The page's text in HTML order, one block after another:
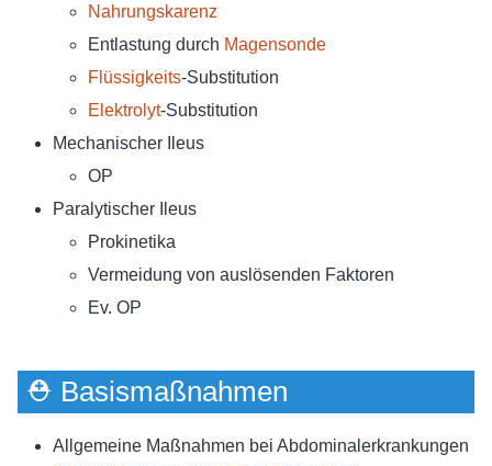
Nahrungskarenz
Entlastung durch Magensonde
Flüssigkeits-Substitution
Elektrolyt-Substitution
Mechanischer Ileus
OP
Paralytischer Ileus
Prokinetika
Vermeidung von auslösenden Faktoren
Ev. OP
⛑ Basismaßnahmen
Allgemeine Maßnahmen bei Abdominalerkrankungen